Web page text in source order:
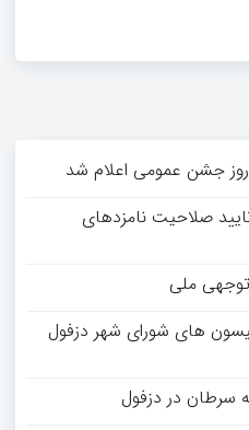
جشن عمومی اعلام شد
صلاحیت نامزدهای
ملی
های شورای شهر دزفول
سرطان در دزفول